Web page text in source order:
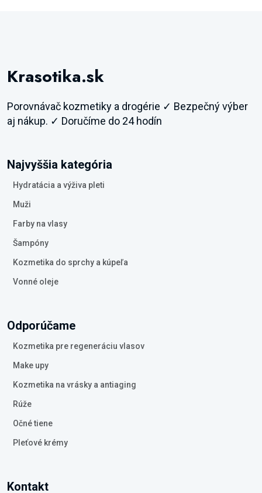
Krasotika.sk
Porovnávač kozmetiky a drogérie ✓ Bezpečný výber
aj nákup. ✓ Doručíme do 24 hodín
Najvyššia kategória
Hydratácia a výživa pleti
Muži
Farby na vlasy
Šampóny
Kozmetika do sprchy a kúpeľa
Vonné oleje
Odporúčame
Kozmetika pre regeneráciu vlasov
Make upy
Kozmetika na vrásky a antiaging
Rúže
Očné tiene
Pleťové krémy
Kontakt